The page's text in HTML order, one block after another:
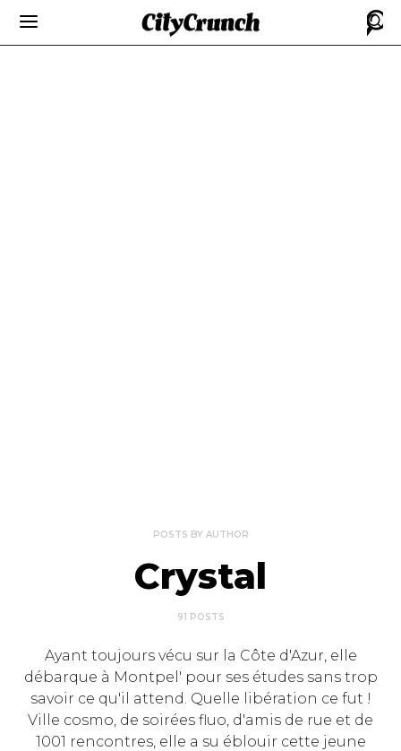
POSTS BY AUTHOR
Crystal
91 POSTS
Ayant toujours vécu sur la Côte d'Azur, elle
débarque à Montpel' pour ses études sans trop
savoir ce qu'il attend. Quelle libération ce fut !
Ville cosmo, de soirées fluo, d'amis de rue et de
1001 rencontres, elle a su éblouir cette jeune